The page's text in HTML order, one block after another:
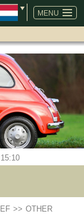
MENU
>> OTHER